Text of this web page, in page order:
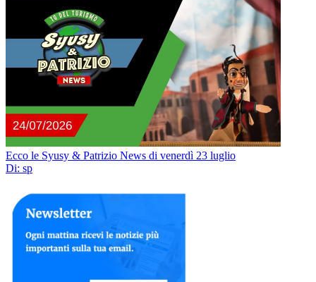
Ecco le Syusy & Patrizio News di venerdì 23 luglio
Di: sp